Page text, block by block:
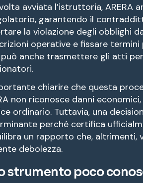
avviata l’istruttoria, ARERA
garantendo il
la violazione degli obblighi
operative e fissare termini
può anche trasmettere gli atti
chiarire che questa
non riconosce danni
ordinario. Tuttavia, una
perché certifica
un rapporto che, altrimenti,
debolezza.
strumento poco